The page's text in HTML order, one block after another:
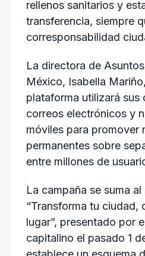
rellenos sanitarios y
transferencia, siempre
corresponsabilidad
La directora de
México, Isabella
plataforma utilizará sus
correos electrónicos y
móviles para promover
permanentes sobre
entre millones de
La campaña se suma
“Transforma tu ciudad,
lugar”, presentado por
capitalino el pasado 1